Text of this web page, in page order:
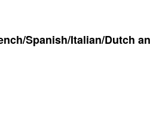
Spanish/Italian/Dutch